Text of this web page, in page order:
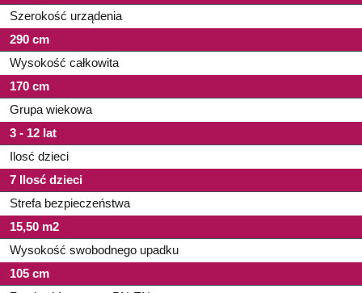
Szerokość urządenia
290 cm
Wysokość całkowita
170 cm
Grupa wiekowa
3 - 12 lat
Ilosć dzieci
7 Ilosć dzieci
Strefa bezpieczeństwa
15,50 m2
Wysokość swobodnego upadku
105 cm